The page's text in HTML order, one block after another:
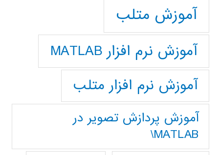
آموزش متلب
آموزش نرم افزار MATLAB
آموزش نرم افزار متلب
آموزش پردازش تصوير در
MATLAB\